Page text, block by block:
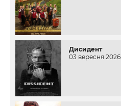
Дисидент
03 вересня 2026